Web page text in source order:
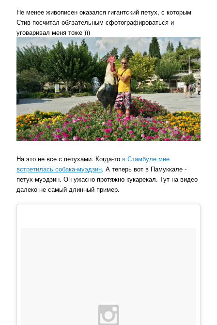
Не менее живописен оказался гигантский петух, с которым
Стив посчитал обязательным сфотографироваться и
уговаривал меня тоже )))
На это не все с петухами. Когда-то в Стамбуле мне
встретилась собака-муэдзин. А теперь вот в Памуккале -
петух-муэдзин. Он ужасно протяжно кукарекал. Тут на видео
далеко не самый длинный пример.